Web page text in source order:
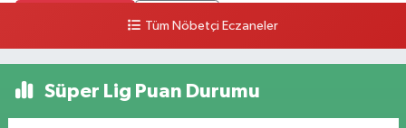
Tüm Nöbetçi Eczaneler
Süper Lig Puan Durumu